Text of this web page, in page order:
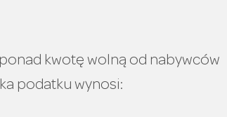
kwotę wolną od nabywców
podatku wynosi: